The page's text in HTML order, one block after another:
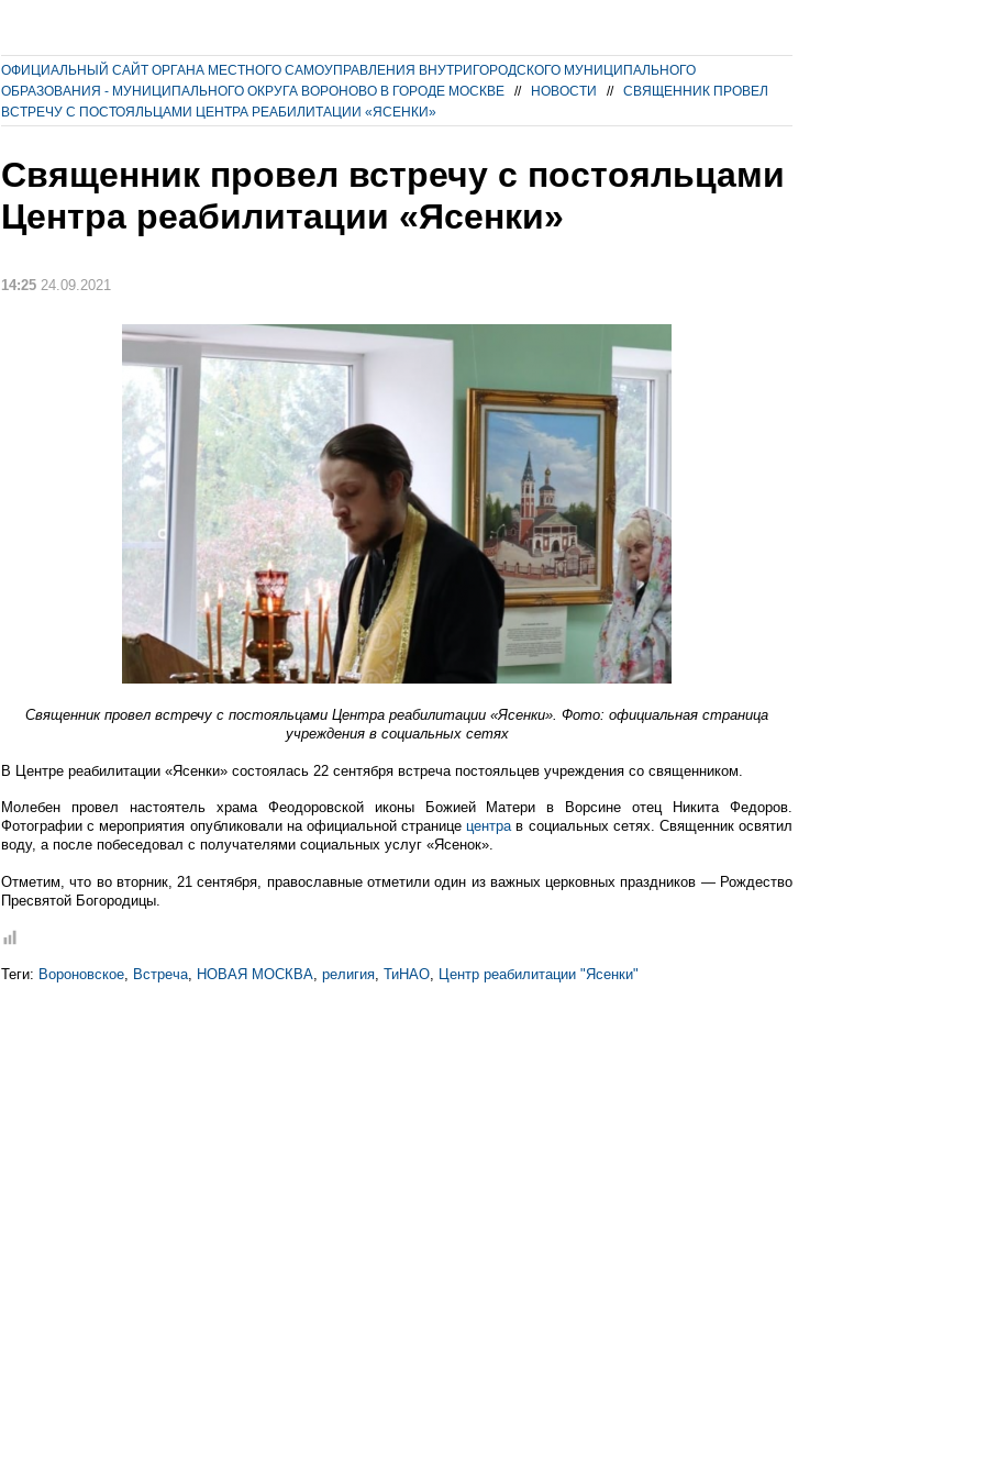
ОФИЦИАЛЬНЫЙ САЙТ ОРГАНА МЕСТНОГО САМОУПРАВЛЕНИЯ ВНУТРИГОРОДСКОГО МУНИЦИПАЛЬНОГО
ОБРАЗОВАНИЯ - МУНИЦИПАЛЬНОГО ОКРУГА ВОРОНОВО В ГОРОДЕ МОСКВЕ
// НОВОСТИ //
СВЯЩЕННИК ПРОВЕЛ
ВСТРЕЧУ С ПОСТОЯЛЬЦАМИ ЦЕНТРА РЕАБИЛИТАЦИИ «ЯСЕНКИ»
Священник провел встречу с постояльцами
Центра реабилитации «Ясенки»
14:25 24.09.2021
Священник провел встречу с постояльцами Центра реабилитации «Ясенки». Фото: официальная страница
учреждения в социальных сетях
В Центре реабилитации «Ясенки» состоялась 22 сентября встреча постояльцев учреждения со священником.
Молебен провел настоятель храма Феодоровской иконы Божией Матери в Ворсине отец Никита Федоров.
Фотографии с мероприятия опубликовали на официальной страницецентрав социальных сетях. Священник освятил
воду, а после побеседовал с получателями социальных услуг «Ясенок».
Отметим, что во вторник, 21 сентября, православные отметили один из важных церковных праздников — Рождество
Пресвятой Богородицы.
Теги: Вороновское Встреча НОВАЯ МОСКВА религия ТиНАО Центр реабилитации "Ясенки"